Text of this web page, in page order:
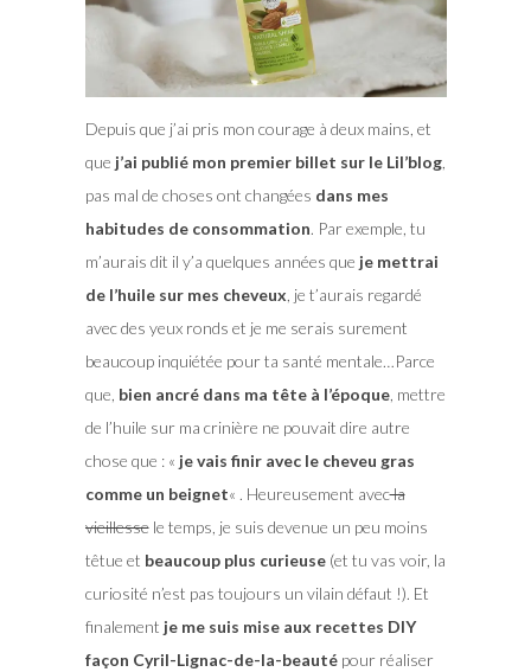
Depuis que j’ai pris mon courage à deux mains, et
que j’ai publié mon premier billet sur le Lil’blog,
pas mal de choses ont changées dans mes
habitudes de consommation. Par exemple, tu
m’aurais dit il y’a quelques années que je mettrai
de l’huile sur mes cheveux , je t’aurais regardé
avec des yeux ronds et je me serais surement
beaucoup inquiétée pour ta santé mentale…Parce
que, bien ancré dans ma tête à l’époque, mettre
de l’huile sur ma crinière ne pouvait dire autre
chose que : « je vais finir avec le cheveu gras
comme un beignet« . Heureusement avecla
vieillessele temps, je suis devenue un peu moins
têtue et beaucoup plus curieuse(et tu vas voir, la
curiosité n’est pas toujours un vilain défaut !). Et
finalement je me suis mise aux recettes DIY
façon Cyril-Lignac-de-la-beautépour réaliser